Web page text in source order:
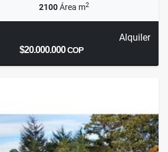
2100Área m2
Alquiler
$20.000.000COP